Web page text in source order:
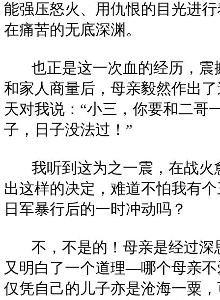
能强压怒火、用仇恨的目光进
在痛苦的无底深渊。
也正是这一次血的经历，震
和家人商量后，母亲毅然作出
天对我说：“小三，你要和二哥
子，日子没法过！”
我听到这为之一震，在战火
出这样的决定，难道不怕我有
日军暴行后的一时冲动吗？
不，不是的！母亲是经过深
又明白了一个道理—哪个母亲
仅凭自己的儿子亦是沧海一粟